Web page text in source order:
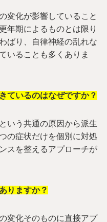
変化が影響していること
年期によるものとは限り
ばり、自律神経の乱れな
いることも多くありま
ているのはなぜですか？
いう共通の原因から派生
の症状だけを個別に対処
スを整えるアプローチが
りますか？
変化そのものに直接アプ